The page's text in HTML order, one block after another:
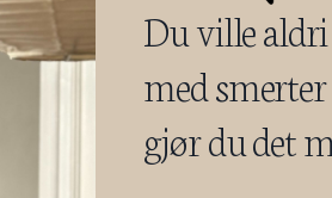
Du ville
med
gjør du det